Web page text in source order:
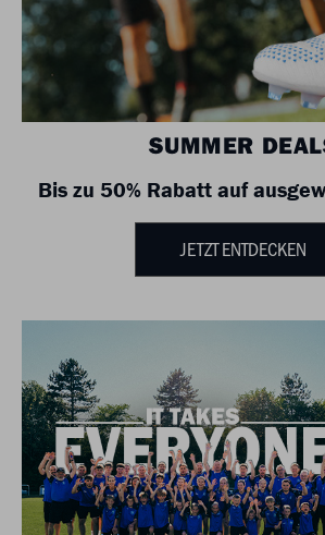
SUMMER
Bis zu 50% Rabatt auf
JETZT ENTDECKEN